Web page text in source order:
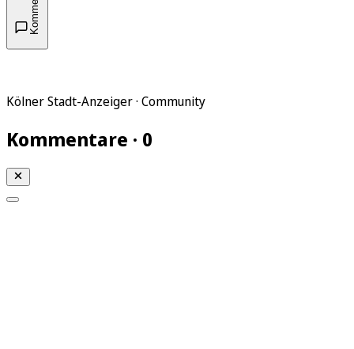
Kölner Stadt-Anzeiger · Community
Kommentare · 0